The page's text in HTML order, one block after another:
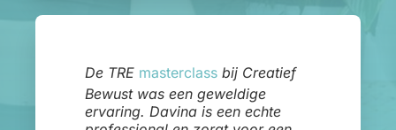
De TRE masterclassbij Creatief
Bewust was een geweldige
ervaring. Davina is een echte